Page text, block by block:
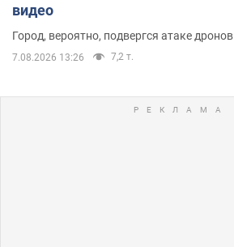
видео
Город, вероятно, подвергся атаке дронов
7.08.2026 13:26 7,2 т.